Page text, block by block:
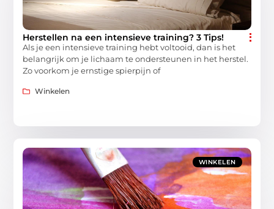
Herstellen na een intensieve training? 3 Tips!
Als je een intensieve training hebt voltooid, dan is het
belangrijk om je lichaam te ondersteunen in het herstel.
Zo voorkom je ernstige spierpijn of
Winkelen
WINKELEN